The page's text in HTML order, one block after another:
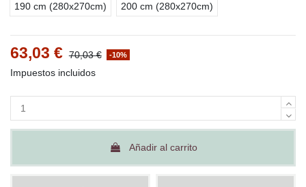
190 cm (280x270cm) 200 cm (280x270cm)
63,03 € 70,03 € -10%
Impuestos incluidos
Añadir al carrito